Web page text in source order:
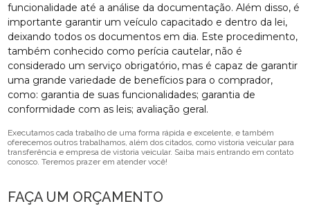
funcionalidade até a análise da documentação. Além disso, é
importante garantir um veículo capacitado e dentro da lei,
deixando todos os documentos em dia. Este procedimento,
também conhecido como perícia cautelar, não é
considerado um serviço obrigatório, mas é capaz de garantir
uma grande variedade de benefícios para o comprador,
como: garantia de suas funcionalidades; garantia de
conformidade com as leis; avaliação geral.
Executamos cada trabalho de uma forma rápida e excelente, e também
oferecemos outros trabalhamos, além dos citados, como vistoria veicular para
transferência e empresa de vistoria veicular. Saiba mais entrando em contato
conosco. Teremos prazer em atender você!
FAÇA UM ORÇAMENTO